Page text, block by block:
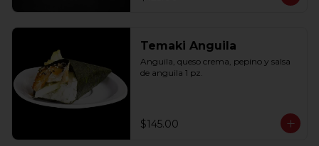
Temaki Anguila
Anguila, queso crema, pepino y salsa
de anguila 1 pz.
$145.00